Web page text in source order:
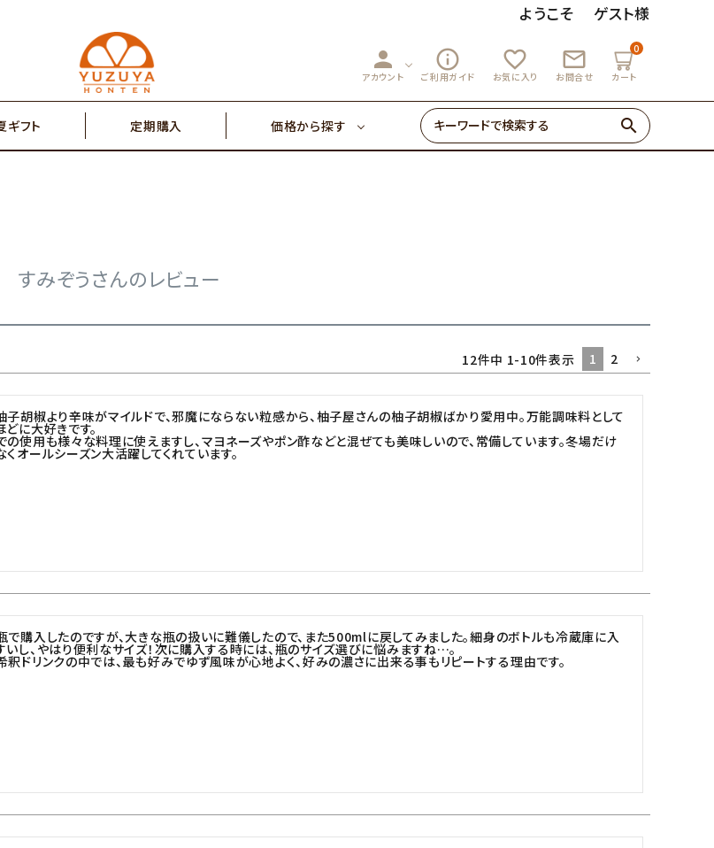
ようこそ ゲスト様
person
アカウント
info_outline
ご利用ガイド
favorite_outline
お気に入り
mail_outline
お問合せ
0
カート
辛味調味料・塩
ポスト投函商品 初めての方へ
ギフト 定期購入 価格から探す search
マーマレード
辛味調味料・塩 ゼリー・あめ
2,000円～ 3,000円～
7,000円～
すみぞうさんのレビュー
12件中 1-10件表示 1 2
子胡椒より辛味がマイルドで、邪魔にならない粒感から、柚子屋さんの柚子胡椒ばかり愛用中。万能調味料として
どに大好きです。
の使用も様々な料理に使えますし、マヨネーズやポン酢などと混ぜても美味しいので、常備しています。冬場だけ
くオールシーズン大活躍してくれています。
で購入したのですが、大きな瓶の扱いに難儀したので、また500mlに戻してみました。細身のボトルも冷蔵庫に入
いし、やはり便利なサイズ！次に購入する時には、瓶のサイズ選びに悩みますね…。
釈ドリンクの中では、最も好みでゆず風味が心地よく、好みの濃さに出来る事もリピートする理由です。